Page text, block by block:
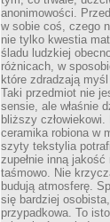
anonimowości.
w sobie coś, czego
nie tylko kwestia
śladu ludzkiej
różnicach, w
które zdradzają
Taki przedmiot nie
sensie, ale właśnie
bliższy
ceramika robiona w
szyty tekstylia
zupełnie inną
taśmowo. Nie
budują atmosferę.
się bardziej
przypadkowa. To